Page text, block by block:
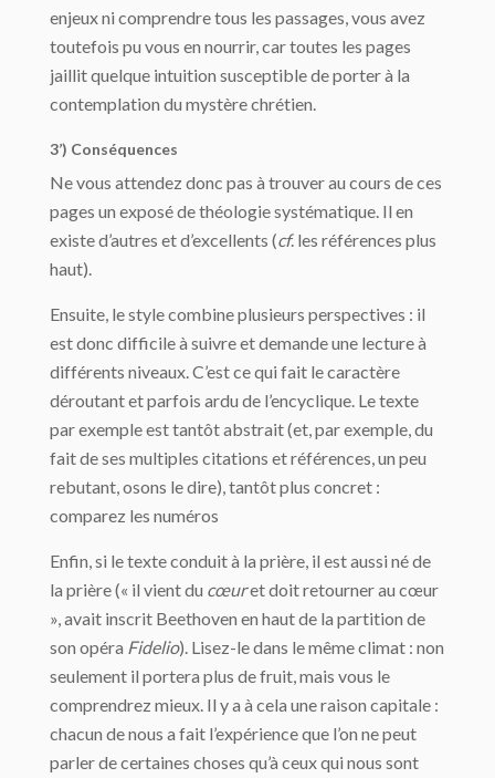
enjeux ni comprendre tous les passages, vous avez
toutefois pu vous en nourrir, car toutes les pages
jaillit quelque intuition susceptible de porter à la
contemplation du mystère chrétien.
3’) Conséquences
Ne vous attendez donc pas à trouver au cours de ces
pages un exposé de théologie systématique. Il en
existe d’autres et d’excellents (cf. les références plus
haut).
Ensuite, le style combine plusieurs perspectives : il
est donc difficile à suivre et demande une lecture à
différents niveaux. C’est ce qui fait le caractère
déroutant et parfois ardu de l’encyclique. Le texte
par exemple est tantôt abstrait (et, par exemple, du
fait de ses multiples citations et références, un peu
rebutant, osons le dire), tantôt plus concret :
comparez les numéros
Enfin, si le texte conduit à la prière, il est aussi né de
la prière (« il vient du cœuret doit retourner au cœur
», avait inscrit Beethoven en haut de la partition de
son opéra Fidelio). Lisez-le dans le même climat : non
seulement il portera plus de fruit, mais vous le
comprendrez mieux. Il y a à cela une raison capitale :
chacun de nous a fait l’expérience que l’on ne peut
parler de certaines choses qu’à ceux qui nous sont